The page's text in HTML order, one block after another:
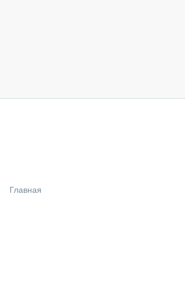
Главная